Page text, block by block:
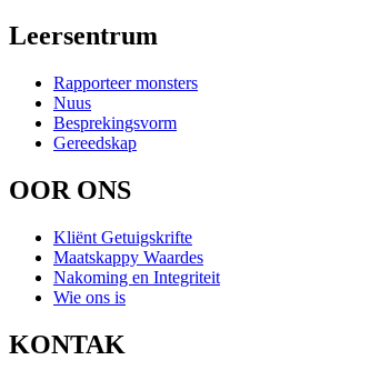
Leersentrum
Rapporteer monsters
Nuus
Besprekingsvorm
Gereedskap
OOR ONS
Kliënt Getuigskrifte
Maatskappy Waardes
Nakoming en Integriteit
Wie ons is
KONTAK